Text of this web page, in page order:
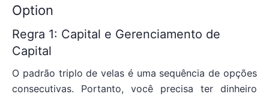
Option
Regra 1: Capital e Gerenciamento de
Capital
O padrão triplo de velas é uma sequência de opções
consecutivas. Portanto, você precisa ter dinheiro